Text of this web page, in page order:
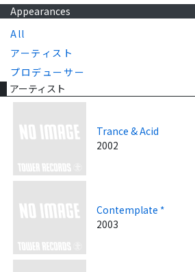
Appearances
All
アーティスト
プロデューサー
アーティスト
Trance & Acid
2002
Contemplate *
2003